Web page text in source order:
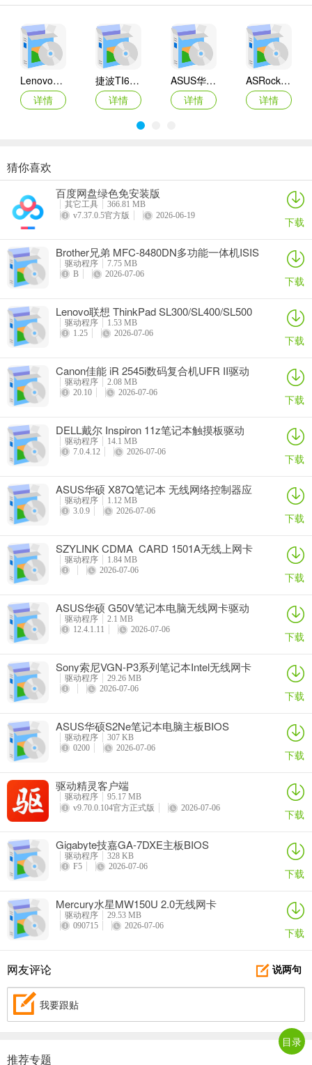
Lenovo联想 Ideapad Z465/Z565系列笔记本 声卡驱动
详情
捷波TI61AG-A主板BIOS
详情
ASUS华硕F1A55-M LX3 R2.0主板BIOS
详情
ASRock华擎IMB-A160主板BIOS
详情
奥睿科PAS3062-2E/PAS3062-2S/PAS3064-2S2E系列扩展卡驱动
详情
Canon佳能 PowerShot A310 WIA驱动
详情
AMD Mobility Radeon HD 2000/HD 3000/HD 4000/HD 5000系列移动显卡催化剂驱动
映泰Hi-Fi H77S 5.x主板BIOS
猜你喜欢
百度网盘绿色免安装版
其它工具
366.81 MB
v7.37.0.5官方版
2026-06-19 下载
Brother兄弟 MFC-8480DN多功能一体机ISIS
驱动
驱动程序
7.75 MB
B
2026-07-06 下载
Lenovo联想 ThinkPad SL300/SL400/SL500
笔记本BIOS
驱动程序
1.53 MB
1.25
2026-07-06 下载
Canon佳能 iR 2545i数码复合机UFR II驱动
驱动程序
2.08 MB
20.10
2026-07-06 下载
DELL戴尔 Inspiron 11z笔记本触摸板驱动
驱动程序
14.1 MB
7.0.4.12
2026-07-06 下载
ASUS华硕 X87Q笔记本 无线网络控制器应
用程序
驱动程序
1.12 MB
3.0.9
2026-07-06 下载
SZYLINK CDMA_CARD 1501A无线上网卡
驱动程序
1.84 MB
2026-07-06
下载
ASUS华硕 G50V笔记本电脑无线网卡驱动
驱动程序
2.1 MB
12.4.1.11
2026-07-06 下载
Sony索尼VGN-P3系列笔记本Intel无线网卡
驱动
驱动程序
29.26 MB
2026-07-06
下载
ASUS华硕S2Ne笔记本电脑主板BIOS
驱动程序
307 KB
0200
2026-07-06 下载
驱动精灵客户端
驱动程序
95.17 MB
v9.70.0.104官方正式版
2026-07-06 下载
Gigabyte技嘉GA-7DXE主板BIOS
驱动程序
328 KB
F5
2026-07-06 下载
Mercury水星MW150U 2.0无线网卡
驱动程序
29.53 MB
090715
2026-07-06 下载
说两句
网友评论
我要跟贴
推荐专题
目录